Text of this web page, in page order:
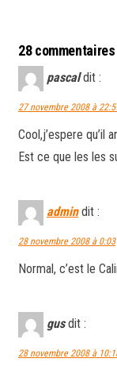
28 commentaires
pascal dit :
27 novembre 2008 à
Cool,j’espere qu’il
Est ce que les les
admin dit :
28 novembre 2008 à 0:03
Normal, c’est le
gus dit :
28 novembre 2008 à